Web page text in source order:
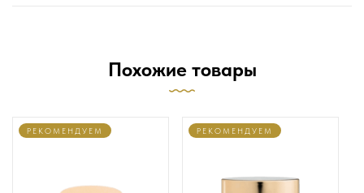
Похожие товары
РЕКОМЕНДУЕМ РЕКОМЕНДУЕМ